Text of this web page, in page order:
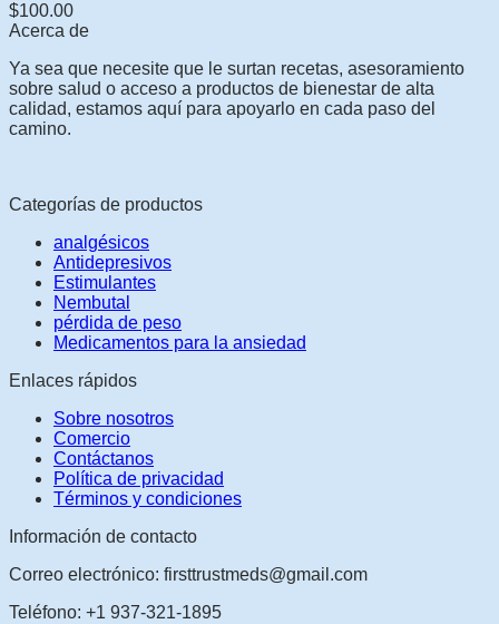
$100.00
Acerca de
Ya sea que necesite que le surtan recetas, asesoramiento
sobre salud o acceso a productos de bienestar de alta
calidad, estamos aquí para apoyarlo en cada paso del
camino.
Categorías de productos
analgésicos
Antidepresivos
Estimulantes
Nembutal
pérdida de peso
Medicamentos para la ansiedad
Enlaces rápidos
Sobre nosotros
Comercio
Contáctanos
Política de privacidad
Términos y condiciones
Información de contacto
Correo electrónico: firsttrustmeds@gmail.com
Teléfono: +1 937-321-1895